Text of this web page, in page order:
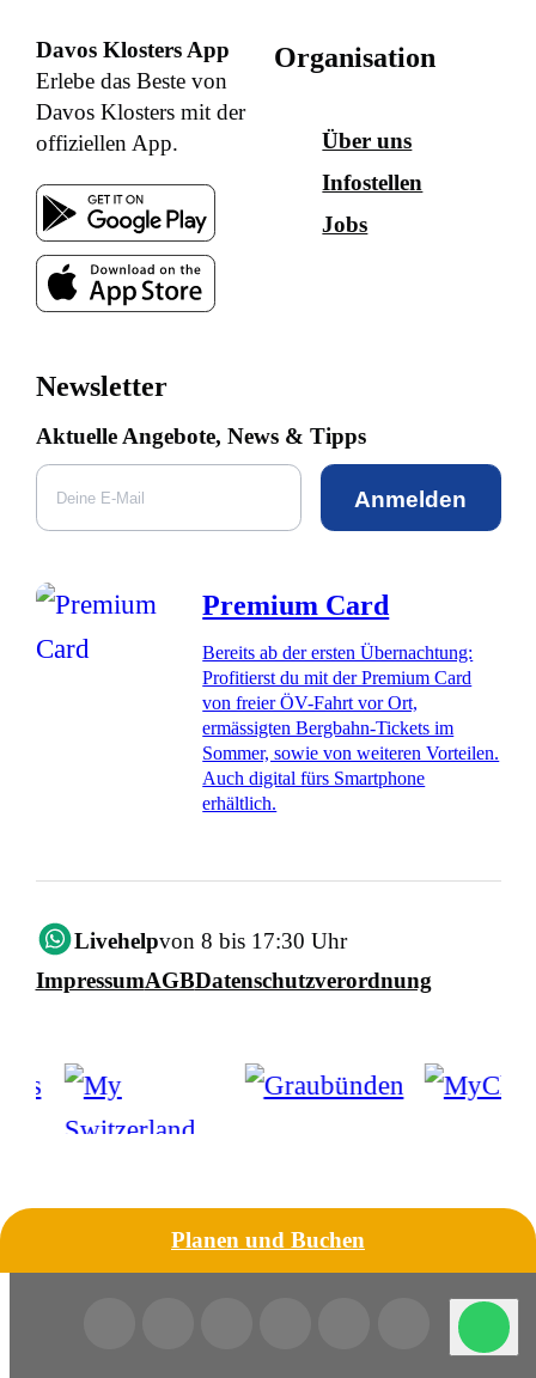
Davos Klosters App
Erlebe das Beste von
Davos Klosters mit der
offiziellen App.
Organisation
Über uns
Infostellen
Jobs
Newsletter
Aktuelle Angebote, News & Tipps
Anmelden
Premium Card
Bereits ab der ersten Übernachtung:
Profitierst du mit der Premium Card
von freier ÖV-Fahrt vor Ort,
ermässigten Bergbahn-Tickets im
Sommer, sowie von weiteren Vorteilen.
Auch digital fürs Smartphone
erhältlich.
Livehelpvon 8 bis 17:30 Uhr
ImpressumAGBDatenschutzverordnung
Planen und Buchen